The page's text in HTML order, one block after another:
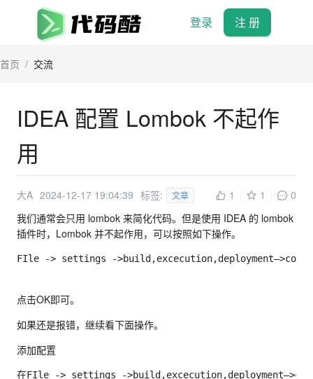
登录 注 册
首页 / 交流
IDEA 配置 Lombok 不起作
用
大A 2024-12-17 19:04:39 标签: 文章 1 1
0
我们通常会只用 lombok 来简化代码。但是使用 IDEA 的 lombok
插件时，Lombok 并不起作用，可以按照如下操作。
FIle -> settings ->build ,excecution,deployment–>
点击OK即可。
如果还是报错，继续看下面操作。
添加配置
在FIle -> settings ->build ,excecution,deployment–>